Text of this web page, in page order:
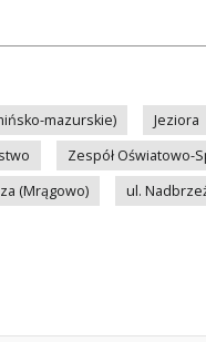
mazurskie) Jeziora
Zespół Oświatowo-
(Mrągowo) ul.